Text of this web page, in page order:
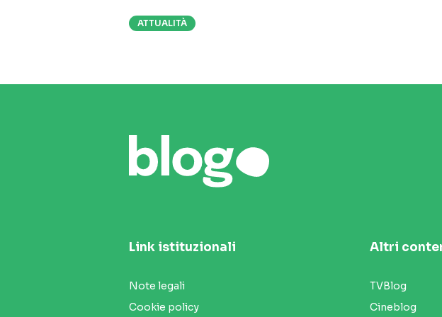
ATTUALITÀ
Link istituzionali
Note legali
Cookie policy
Altri
TVBlog
Cineblog